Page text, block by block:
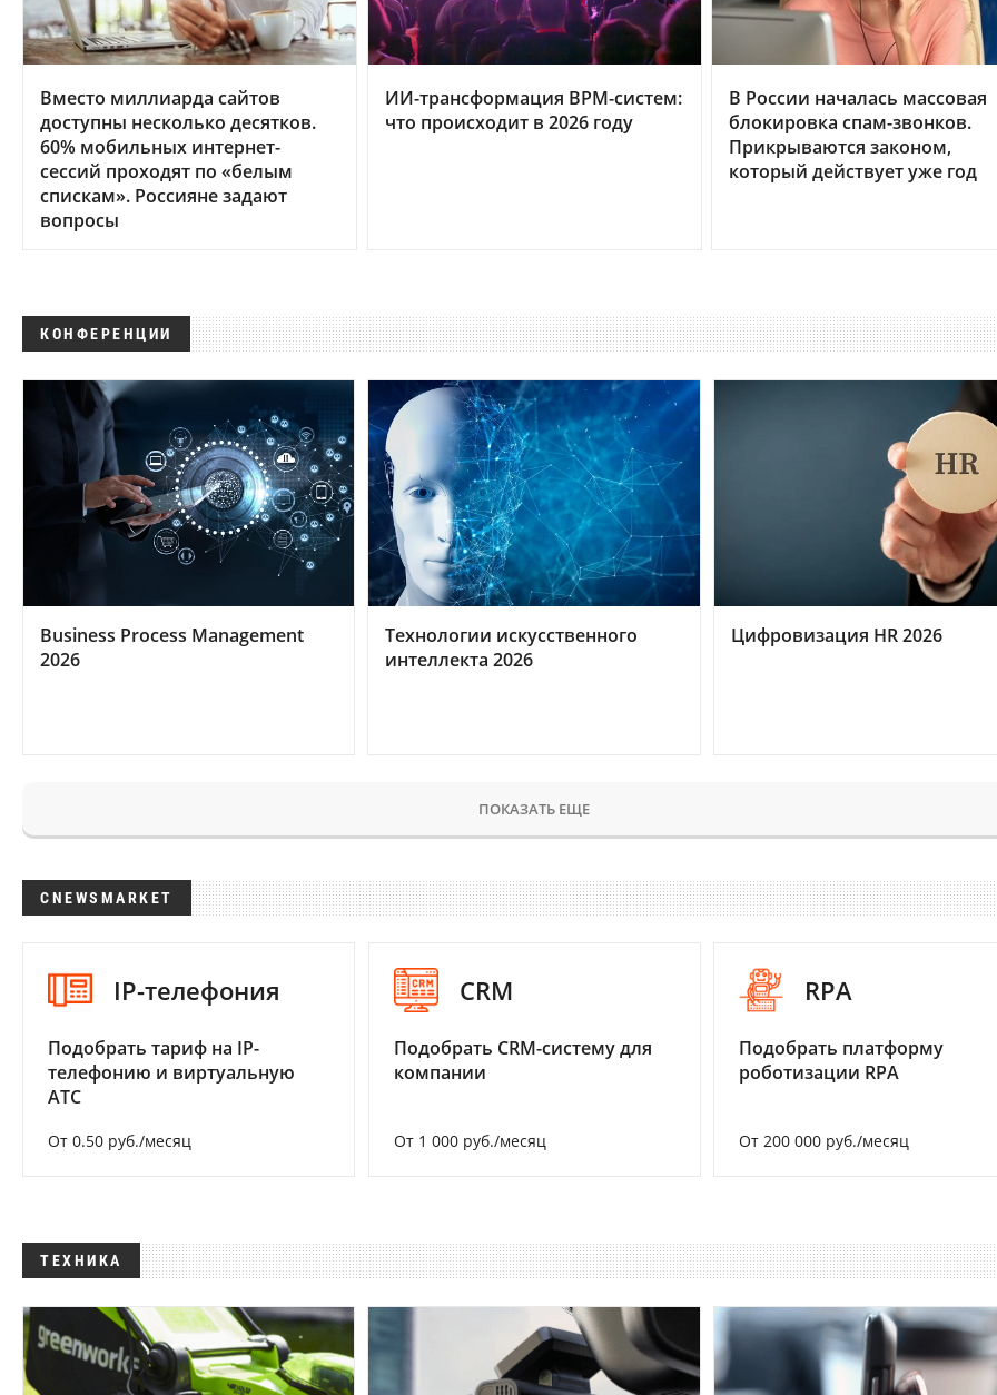
Вместо миллиарда сайтов
доступны несколько десятков.
60% мобильных интернет-
сессий проходят по «белым
спискам». Россияне задают
вопросы
ИИ-трансформация BPM-систем:
что происходит в 2026 году
В России началась массовая
блокировка спам-звонков.
Прикрываются законом,
который действует уже год
КОНФЕРЕНЦИИ
Business Process Management
2026
Технологии искусственного
интеллекта 2026
Цифровизация HR 2026
ПОКАЗАТЬ ЕЩЕ
CNEWSMARKET
IP-телефония
Подобрать тариф на IP-
телефонию и виртуальную
АТС
От 0.50 руб./месяц
CRM
Подобрать CRM-систему для
компании
От 1 000 руб./месяц
RPA
Подобрать платформу
роботизации RPA
От 200 000 руб./месяц
ТЕХНИКА